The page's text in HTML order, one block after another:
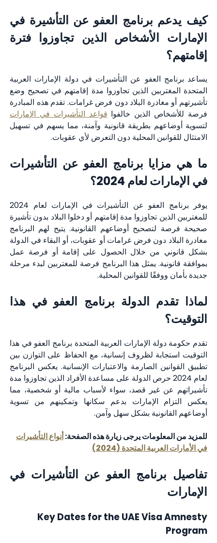
كيف يدعم برنامج العفو عن التأشيرة في
الإمارات الأشخاص الذين تجاوزوا فترة
إقامتهم؟
يساعد برنامج العفو عن التأشيرات في دولة الإمارات العربية
المتحدة المغتربين الذين تجاوزوا مدة إقامتهم في تصحيح وضع
تأشيرتهم أو مغادرة البلاد دون فرض غرامات. تقدم هذه المبادرة
فرصة للأشخاص الذين خالفوا قواعد التأشيرات في الإمارات
لتسوية أوضاعهم بطريقة قانونية وآمنة، مما يسهم في تسهيل
الامتثال للقوانين المحلية دون التعرض لأي عقوبات.
ما هي مزايا برنامج العفو عن التأشيرات
في الإمارات لعام 2024؟
يوفر برنامج العفو عن التأشيرات في الإمارات لعام 2024
للمغتربين الذين تجاوزوا مدة إقامتهم أو دخلوا البلاد بدون تأشيرة
صحيحة فرصة لتصحيح أوضاعهم القانونية. يتيح لهم البرنامج
مغادرة البلاد دون فرض غرامات أو عقوبات، أو البقاء في الدولة
بشكل قانوني من خلال الحصول على إقامة أو فرصة عمل
بموافقة قانونية. يمثل هذا البرنامج فرصة للمغتربين لبدء مرحلة
جديدة بأمان ووفقًا للقوانين المحلية.
لماذا تقدم الدولة برنامج العفو في هذا
التوقيت؟
تقدم حكومة دولة الإمارات العربية المتحدة برنامج العفو في هذا
التوقيت استجابة لظروف إنسانية، مع الحفاظ على التوازن بين
تطبيق القوانين الصارمة والاعتبارات الإنسانية. يعكس البرنامج
لعام 2024 حرص الدولة على مساعدة الأفراد الذين تجاوزوا مدة
تأشيراتهم عن غير قصد، سواء لأسباب مالية أو شخصية، مما
يعكس التزام الإمارات بدعم سكانها وتمكينهم من تسوية
أوضاعهم القانونية بشكل سهل وآمن.
للمزيد من المعلومات يرجى زيارة هذه الصفحة:أنواع التأشيرات
في الأمارات العربية المتحدة (2024)
تفاصيل برنامج العفو عن التأشيرات في
الإمارات
Key Dates for the UAE Visa Amnesty
Program